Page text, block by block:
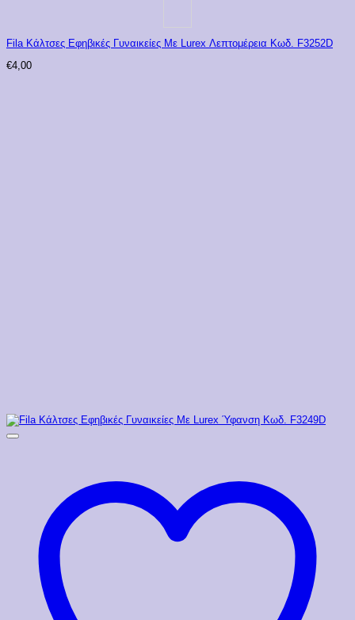
Fila Κάλτσες Εφηβικές Γυναικείες Με Lurex Λεπτομέρεια Κωδ. F3252D
€4,00